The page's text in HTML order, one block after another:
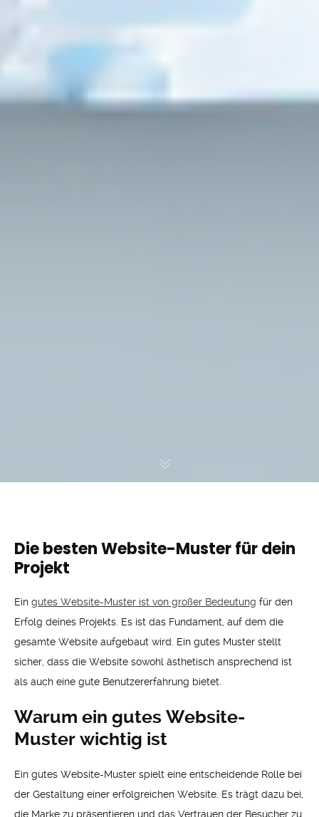
Die besten Website-Muster für dein
Projekt
Ein gutes Website-Muster ist von großer Bedeutung für den
Erfolg deines Projekts. Es ist das Fundament, auf dem die
gesamte Website aufgebaut wird. Ein gutes Muster stellt
sicher, dass die Website sowohl ästhetisch ansprechend ist
als auch eine gute Benutzererfahrung bietet.
Warum ein gutes Website-
Muster wichtig ist
Ein gutes Website-Muster spielt eine entscheidende Rolle bei
der Gestaltung einer erfolgreichen Website. Es trägt dazu bei,
die Marke zu präsentieren und das Vertrauen der Besucher zu